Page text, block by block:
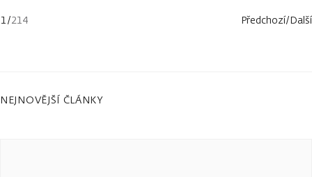
1/214 Předchozí/Další
NEJNOVĚJŠÍ ČLÁNKY